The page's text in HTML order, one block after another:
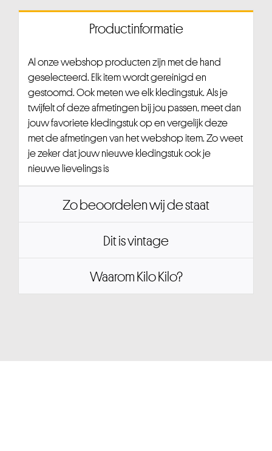
Productinformatie
Al onze webshop producten zijn met de hand
geselecteerd. Elk item wordt gereinigd en
gestoomd. Ook meten we elk kledingstuk. Als je
twijfelt of deze afmetingen bij jou passen, meet dan
jouw favoriete kledingstuk op en vergelijk deze
met de afmetingen van het webshop item. Zo weet
je zeker dat jouw nieuwe kledingstuk ook je
nieuwe lievelings is
Zo beoordelen wij de staat
Dit is vintage
Waarom Kilo Kilo?